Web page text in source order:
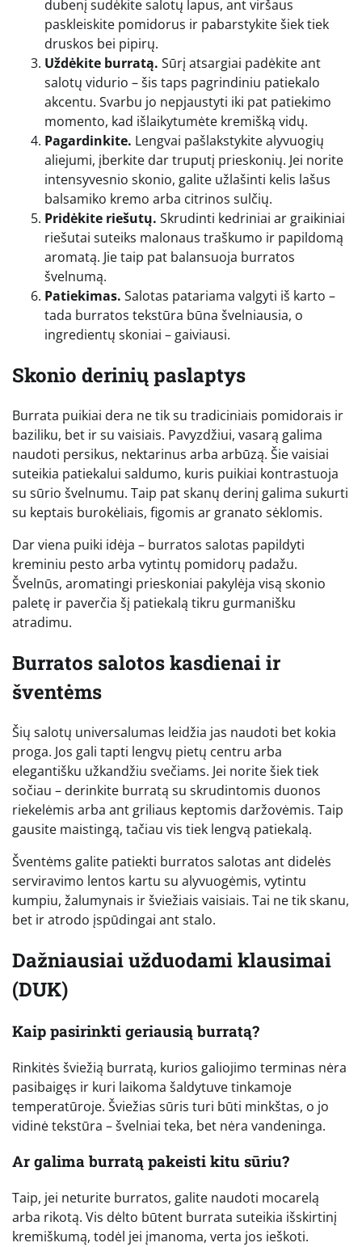
dubenį sudėkite salotų lapus, ant viršaus
paskleiskite pomidorus ir pabarstykite šiek tiek
druskos bei pipirų.
Uždėkite burratą. Sūrį atsargiai padėkite ant
salotų vidurio – šis taps pagrindiniu patiekalo
akcentu. Svarbu jo nepjaustyti iki pat patiekimo
momento, kad išlaikytumėte kremišką vidų.
Pagardinkite. Lengvai pašlakstykite alyvuogių
aliejumi, įberkite dar truputį prieskonių. Jei norite
intensyvesnio skonio, galite užlašinti kelis lašus
balsamiko kremo arba citrinos sulčių.
Pridėkite riešutų. Skrudinti kedriniai ar graikiniai
riešutai suteiks malonaus traškumo ir papildomą
aromatą. Jie taip pat balansuoja burratos
švelnumą.
Patiekimas. Salotas patariama valgyti iš karto –
tada burratos tekstūra būna švelniausia, o
ingredientų skoniai – gaiviausi.
Skonio derinių paslaptys
Burrata puikiai dera ne tik su tradiciniais pomidorais ir
baziliku, bet ir su vaisiais. Pavyzdžiui, vasarą galima
naudoti persikus, nektarinus arba arbūzą. Šie vaisiai
suteikia patiekalui saldumo, kuris puikiai kontrastuoja
su sūrio švelnumu. Taip pat skanų derinį galima sukurti
su keptais burokėliais, figomis ar granato sėklomis.
Dar viena puiki idėja – burratos salotas papildyti
kreminiu pesto arba vytintų pomidorų padažu.
Švelnūs, aromatingi prieskoniai pakylėja visą skonio
paletę ir paverčia šį patiekalą tikru gurmanišku
atradimu.
Burratos salotos kasdienai ir
šventėms
Šių salotų universalumas leidžia jas naudoti bet kokia
proga. Jos gali tapti lengvų pietų centru arba
elegantišku užkandžiu svečiams. Jei norite šiek tiek
sočiau – derinkite burratą su skrudintomis duonos
riekelėmis arba ant griliaus keptomis daržovėmis. Taip
gausite maistingą, tačiau vis tiek lengvą patiekalą.
Šventėms galite patiekti burratos salotas ant didelės
serviravimo lentos kartu su alyvuogėmis, vytintu
kumpiu, žalumynais ir šviežiais vaisiais. Tai ne tik skanu,
bet ir atrodo įspūdingai ant stalo.
Dažniausiai užduodami klausimai
(DUK)
Kaip pasirinkti geriausią burratą?
Rinkitės šviežią burratą, kurios galiojimo terminas nėra
pasibaigęs ir kuri laikoma šaldytuve tinkamoje
temperatūroje. Šviežias sūris turi būti minkštas, o jo
vidinė tekstūra – švelniai teka, bet nėra vandeninga.
Ar galima burratą pakeisti kitu sūriu?
Taip, jei neturite burratos, galite naudoti mocarelą
arba rikotą. Vis dėlto būtent burrata suteikia išskirtinį
kremiškumą, todėl jei įmanoma, verta jos ieškoti.